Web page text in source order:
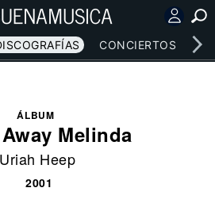
CONCIERTOS
ÁLBUM
Melinda
Uriah Heep
2001